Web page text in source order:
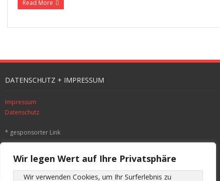
Wir legen Wert auf Ihre Privatsphäre
Wir verwenden Cookies, um Ihr Surferlebnis zu
Read More
DATENSCHUTZ + IMPRESSUM
Impressum
Datenschutz
* gesponsorter Link